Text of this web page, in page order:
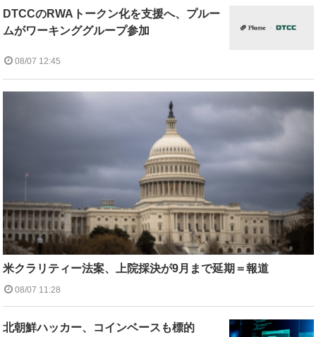
DTCCのRWAトークン化を支援へ、プルー
ムがワーキンググループ参加
08/07 12:45
米クラリティー法案、上院採決が9月まで延期＝報道
08/07 11:28
北朝鮮ハッカー、コインベースも標的